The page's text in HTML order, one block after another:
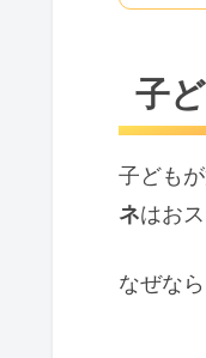
子
子ども
ネはお
なぜなら